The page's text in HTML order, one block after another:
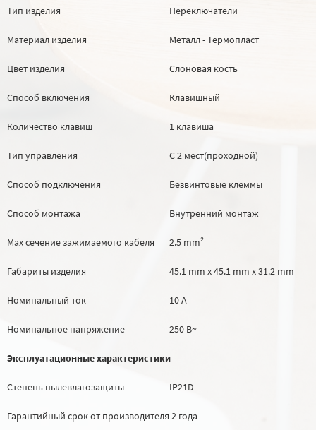
Тип изделия Переключатели
Материал изделия Металл - Термопласт
Цвет изделия Слоновая кость
Способ включения Клавишный
Количество клавиш 1 клавиша
Тип управления С 2 мест(проходной)
Способ подключения Безвинтовые клеммы
Способ монтажа Внутренний монтаж
Max сечение зажимаемого кабеля 2.5 mm²
Габариты изделия 45.1 mm х 45.1 mm х 31.2 mm
Номинальный ток 10 А
Номинальное напряжение 250 В~
Эксплуатационные характеристики
Степень пылевлагозащиты IP21D
Гарантийный срок от производителя 2 года